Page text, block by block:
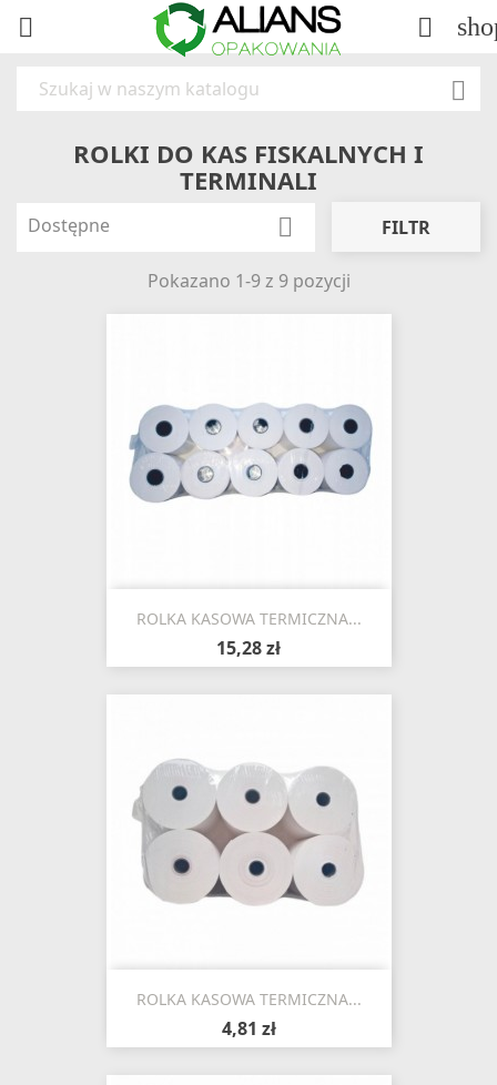
 

ROLKI DO KAS FISKALNYCH I
TERMINALI
Dostępne  FILTR
Pokazano 1-9 z 9 pozycji
ROLKA KASOWA TERMICZNA...
15,28 zł
ROLKA KASOWA TERMICZNA...
4,81 zł